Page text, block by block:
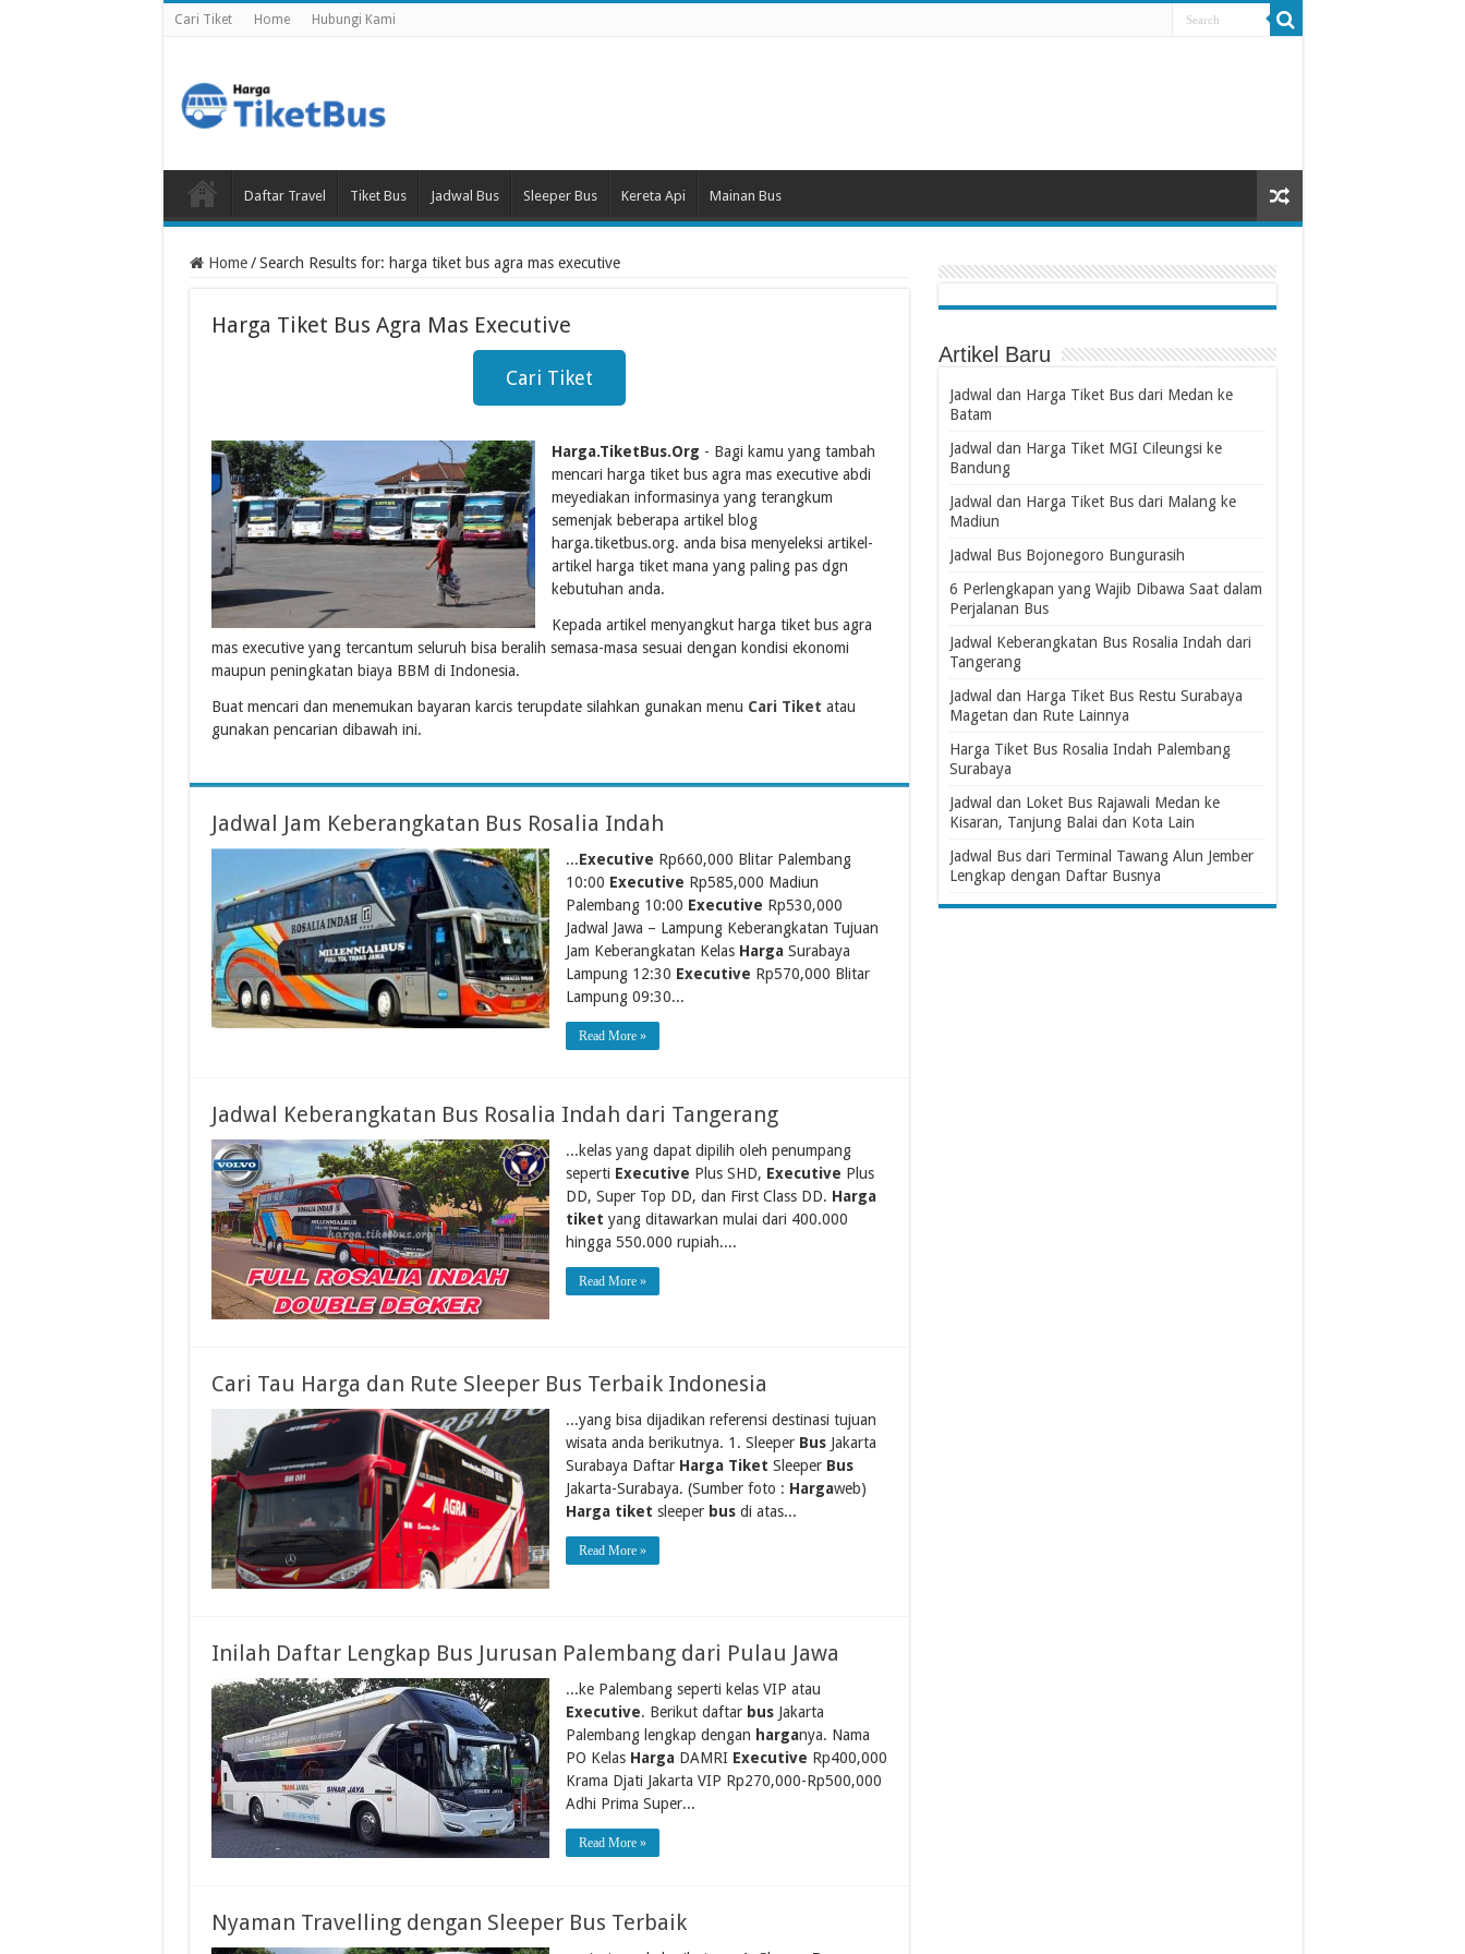
Cari Tiket Home Hubungi Kami
Daftar Travel Tiket Bus Jadwal Bus Sleeper Bus Kereta Api Mainan Bus
Home / Search Results for: harga tiket bus agra mas executive
Harga Tiket Bus Agra Mas Executive
Cari Tiket
Harga.TiketBus.Org - Bagi kamu yang tambah
mencari harga tiket bus agra mas executive abdi
meyediakan informasinya yang terangkum
semenjak beberapa artikel blog
harga.tiketbus.org. anda bisa menyeleksi artikel-
artikel harga tiket mana yang paling pas dgn
kebutuhan anda.
Kepada artikel menyangkut harga tiket bus agra
mas executive yang tercantum seluruh bisa beralih semasa-masa sesuai dengan kondisi ekonomi
maupun peningkatan biaya BBM di Indonesia.
Buat mencari dan menemukan bayaran karcis terupdate silahkan gunakan menu Cari Tiket atau
gunakan pencarian dibawah ini.
Jadwal Jam Keberangkatan Bus Rosalia Indah
...Executive Rp660,000 Blitar Palembang
10:00 Executive Rp585,000 Madiun
Palembang 10:00 Executive Rp530,000
Jadwal Jawa – Lampung Keberangkatan Tujuan
Jam Keberangkatan Kelas HargaSurabaya
Lampung 12:30 Executive Rp570,000 Blitar
Lampung 09:30...
Read More »
Jadwal Keberangkatan Bus Rosalia Indah dari Tangerang
...kelas yang dapat dipilih oleh penumpang
seperti Executive Plus SHD, Executive Plus
DD, Super Top DD, dan First Class DD. Harga
tiket yang ditawarkan mulai dari 400.000
hingga 550.000 rupiah....
Read More »
Cari Tau Harga dan Rute Sleeper Bus Terbaik Indonesia
...yang bisa dijadikan referensi destinasi tujuan
wisata anda berikutnya. 1. Sleeper BusJakarta
Surabaya Daftar Harga Tiket Sleeper Bus
Jakarta-Surabaya. (Sumber foto : Hargaweb)
Harga tiket sleeper busdi atas...
Read More »
Inilah Daftar Lengkap Bus Jurusan Palembang dari Pulau Jawa
...ke Palembang seperti kelas VIP atau
Executive. Berikut daftar busJakarta
Palembang lengkap dengan harganya. Nama
PO Kelas HargaDAMRI Executive Rp400,000
Krama Djati Jakarta VIP Rp270,000-Rp500,000
Adhi Prima Super...
Read More »
Nyaman Travelling dengan Sleeper Bus Terbaik
Artikel Baru
Jadwal dan Harga Tiket Bus dari Medan ke
Batam
Jadwal dan Harga Tiket MGI Cileungsi ke
Bandung
Jadwal dan Harga Tiket Bus dari Malang ke
Madiun
Jadwal Bus Bojonegoro Bungurasih
6 Perlengkapan yang Wajib Dibawa Saat dalam
Perjalanan Bus
Jadwal Keberangkatan Bus Rosalia Indah dari
Tangerang
Jadwal dan Harga Tiket Bus Restu Surabaya
Magetan dan Rute Lainnya
Harga Tiket Bus Rosalia Indah Palembang
Surabaya
Jadwal dan Loket Bus Rajawali Medan ke
Kisaran, Tanjung Balai dan Kota Lain
Jadwal Bus dari Terminal Tawang Alun Jember
Lengkap dengan Daftar Busnya